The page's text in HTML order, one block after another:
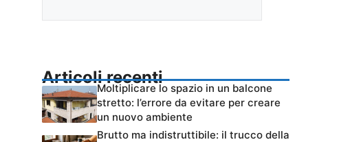
Articoli recenti
Moltiplicare lo spazio in un balcone
stretto: l’errore da evitare per creare
un nuovo ambiente
Brutto ma indistruttibile: il trucco della